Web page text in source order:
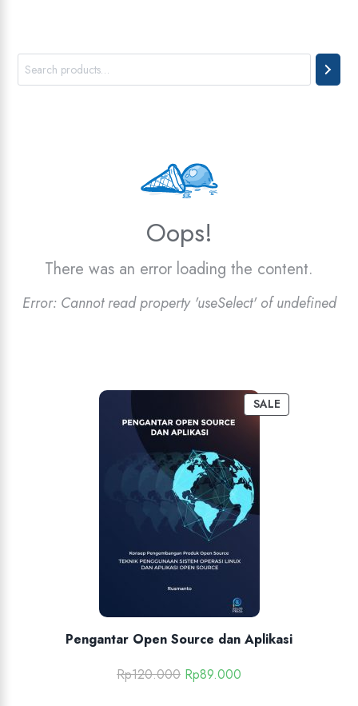
Oops!
There was an error loading the content.
Error: Cannot read property 'useSelect' of undefined
SALE
Pengantar Open Source dan Aplikasi
Rp120.000 Rp89.000